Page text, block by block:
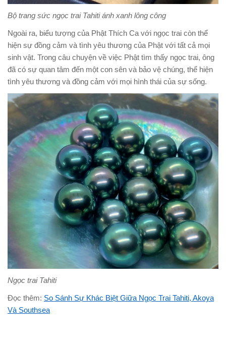
Bộ trang sức ngọc trai Tahiti ánh xanh lông công
Ngoài ra, biểu tượng của Phật Thích Ca với ngọc trai còn thể
hiện sự đồng cảm và tình yêu thương của Phật với tất cả mọi
sinh vật. Trong câu chuyện về việc Phật tìm thấy ngọc trai, ông
đã có sự quan tâm đến một con sên và bảo vệ chúng, thể hiện
tình yêu thương và đồng cảm với mọi hình thái của sự sống.
Ngọc trai Tahiti
Đọc thêm: So Sánh Sự Khác Biệt Giữa Ngọc Trai Tahiti, Akoya
Và Southsea